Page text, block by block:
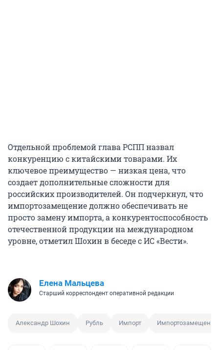
Отдельной проблемой глава РСПП назвал
конкуренцию с китайскими товарами. Их
ключевое преимущество — низкая цена, что
создает дополнительные сложности для
российских производителей. Он подчеркнул, что
импортозамещение должно обеспечивать не
просто замену импорта, а конкурентоспособность
отечественной продукции на международном
уровне, отметил Шохин в беседе с ИС «Вести».
Елена Мальцева
Старший корреспондент оперативной редакции
Александр Шохин Рубль Импорт Импортозамещение